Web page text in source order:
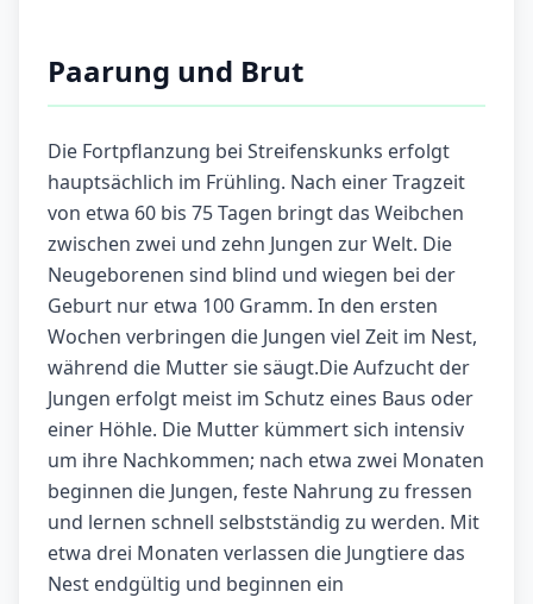
Paarung und Brut
Die Fortpflanzung bei Streifenskunks erfolgt
hauptsächlich im Frühling. Nach einer Tragzeit
von etwa 60 bis 75 Tagen bringt das Weibchen
zwischen zwei und zehn Jungen zur Welt. Die
Neugeborenen sind blind und wiegen bei der
Geburt nur etwa 100 Gramm. In den ersten
Wochen verbringen die Jungen viel Zeit im Nest,
während die Mutter sie säugt.Die Aufzucht der
Jungen erfolgt meist im Schutz eines Baus oder
einer Höhle. Die Mutter kümmert sich intensiv
um ihre Nachkommen; nach etwa zwei Monaten
beginnen die Jungen, feste Nahrung zu fressen
und lernen schnell selbstständig zu werden. Mit
etwa drei Monaten verlassen die Jungtiere das
Nest endgültig und beginnen ein